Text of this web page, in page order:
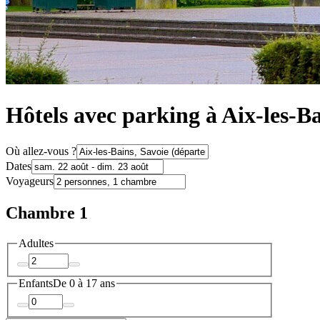
Hôtels avec parking à Aix-les-
Où allez-vous ?
Dates
Voyageurs
Chambre 1
Adultes
EnfantsDe 0 à 17 ans